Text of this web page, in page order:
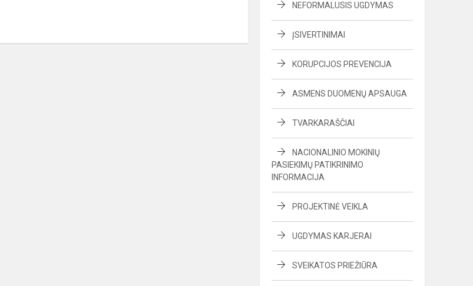
NEFORMALUSIS UGDYMAS
ĮSIVERTINIMAI
KORUPCIJOS PREVENCIJA
ASMENS DUOMENŲ APSAUGA
TVARKARAŠČIAI
NACIONALINIO MOKINIŲ
PASIEKIMŲ PATIKRINIMO
INFORMACIJA
PROJEKTINĖ VEIKLA
UGDYMAS KARJERAI
SVEIKATOS PRIEŽIŪRA